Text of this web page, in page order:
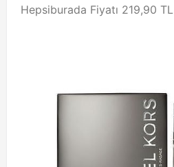
Hepsiburada Fiyatı 219,90 TL